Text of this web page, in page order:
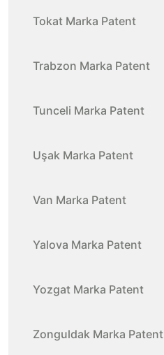
Tokat Marka Patent
Trabzon Marka Patent
Tunceli Marka Patent
Uşak Marka Patent
Van Marka Patent
Yalova Marka Patent
Yozgat Marka Patent
Zonguldak Marka Patent